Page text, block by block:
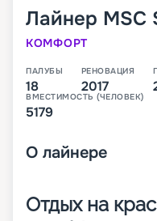
Лайнер MSC
КОМФОРТ
ПАЛУБЫ
18
РЕНОВАЦИЯ
2017
ВМЕСТИМОСТЬ (ЧЕЛОВЕК)
5179
О лайнере
Отдых на